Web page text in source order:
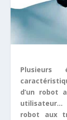
Plusieurs
d’un robot
utilisateur…
robot aux